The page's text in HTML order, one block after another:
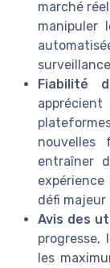
marché
manipuler
Fiabilité
nouvelles
entraîner
défi majeur
Avis des
les